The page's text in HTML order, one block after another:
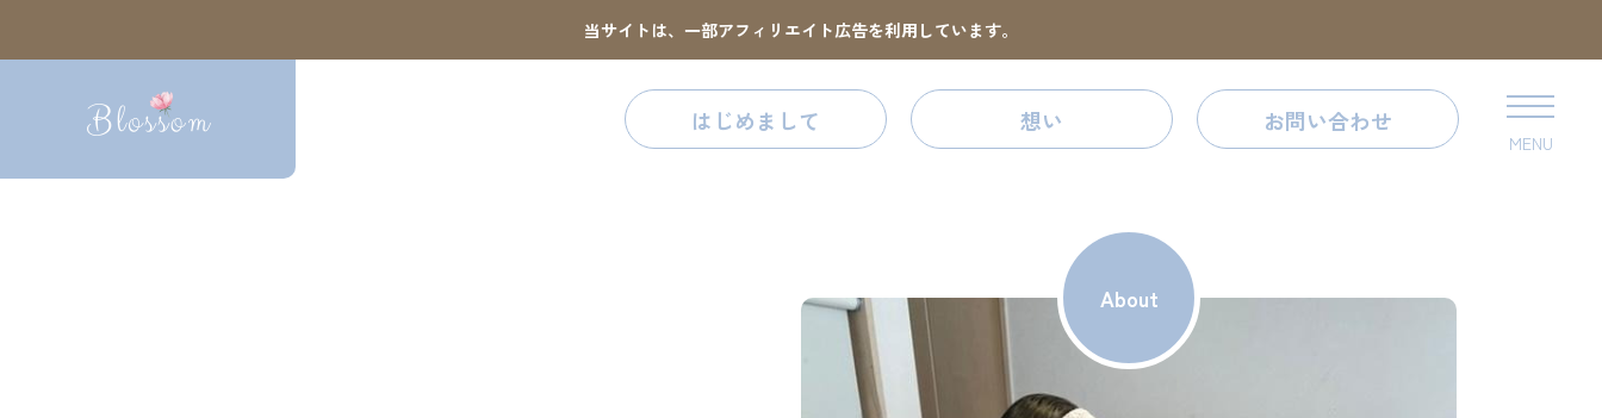
当サイトは、一部アフィリエイト広告を利用しています。
はじめまして 想い お問い合わせ
MENU
About